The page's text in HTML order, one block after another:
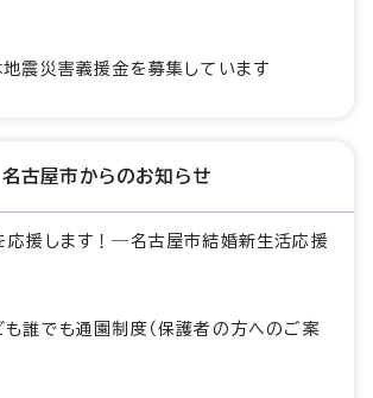
震災害義援金を募集しています
名古屋市からのお知らせ
応援します！―名古屋市結婚新生活応援
も誰でも通園制度（保護者の方へのご案